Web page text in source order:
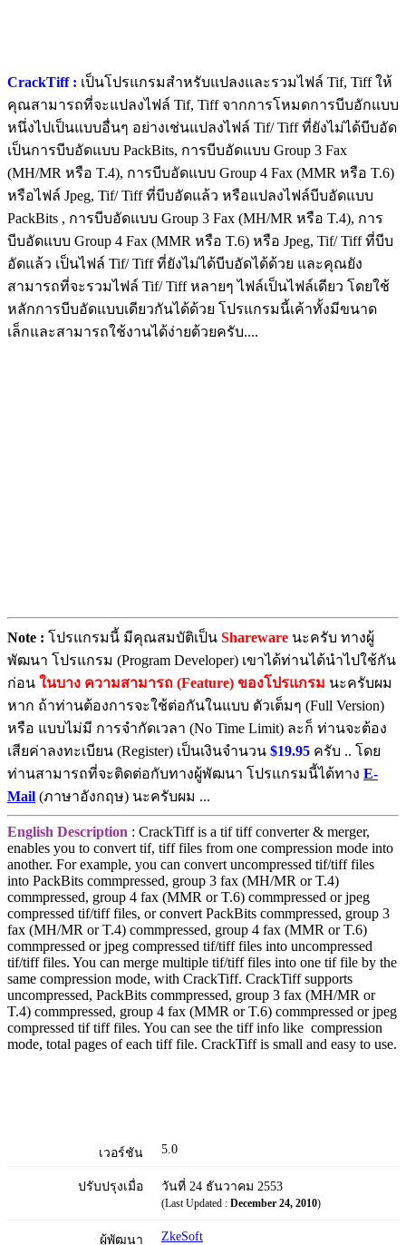
CrackTiff : เป็นโปรแกรมสำหรับแปลงและรวมไฟล์ Tif, Tiff ให้
คุณสามารถที่จะแปลงไฟล์ Tif, Tiff จากการโหมดการบีบอักแบบ
หนึ่งไปเป็นแบบอื่นๆ อย่างเช่นแปลงไฟล์ Tif/ Tiff ที่ยังไม่ได้บีบอัด
เป็นการบีบอัดแบบ PackBits, การบีบอัดแบบ Group 3 Fax
(MH/MR หรือ T.4), การบีบอัดแบบ Group 4 Fax (MMR หรือ T.6)
หรือไฟล์ Jpeg, Tif/ Tiff ที่บีบอัดแล้ว หรือแปลงไฟล์บีบอัดแบบ
PackBits , การบีบอัดแบบ Group 3 Fax (MH/MR หรือ T.4), การ
บีบอัดแบบ Group 4 Fax (MMR หรือ T.6) หรือ Jpeg, Tif/ Tiff ที่บีบ
อัดแล้ว เป็นไฟล์ Tif/ Tiff ที่ยังไม่ได้บีบอัดได้ด้วย และคุณยัง
สามารถที่จะรวมไฟล์ Tif/ Tiff หลายๆ ไฟล์เป็นไฟล์เดียว โดยใช้
หลักการบีบอัดแบบเดียวกันได้ด้วย โปรแกรมนี้เค้าทั้งมีขนาด
เล็กและสามารถใช้งานได้ง่ายด้วยครับ....
Note : โปรแกรมนี้ มีคุณสมบัติเป็น Shareware นะครับ ทางผู้
พัฒนา โปรแกรม (Program Developer) เขาได้ท่านได้นำไปใช้กัน
ก่อน ในบาง ความสามารถ (Feature) ของโปรแกรม นะครับผม
หาก ถ้าท่านต้องการจะใช้ต่อกันในแบบ ตัวเต็มๆ (Full Version)
หรือ แบบไม่มี การจำกัดเวลา (No Time Limit) ละก็ ท่านจะต้อง
เสียค่าลงทะเบียน (Register) เป็นเงินจำนวน $19.95 ครับ .. โดย
ท่านสามารถที่จะติดต่อกับทางผู้พัฒนา โปรแกรมนี้ได้ทาง E-
Mail (ภาษาอังกฤษ) นะครับผม ...
English Description : CrackTiff is a tif tiff converter & merger,
enables you to convert tif, tiff files from one compression mode into
another. For example, you can convert uncompressed tif/tiff files
into PackBits commpressed, group 3 fax (MH/MR or T.4)
commpressed, group 4 fax (MMR or T.6) commpressed or jpeg
compressed tif/tiff files, or convert PackBits commpressed, group 3
fax (MH/MR or T.4) commpressed, group 4 fax (MMR or T.6)
commpressed or jpeg compressed tif/tiff files into uncompressed
tif/tiff files. You can merge multiple tif/tiff files into one tif file by the
same compression mode, with CrackTiff. CrackTiff supports
uncompressed, PackBits commpressed, group 3 fax (MH/MR or
T.4) commpressed, group 4 fax (MMR or T.6) commpressed or jpeg
compressed tif tiff files. You can see the tiff info like compression
mode, total pages of each tiff file. CrackTiff is small and easy to use.
เวอร์ชัน 5.0
ปรับปรุงเมื่อ วันที่ 24 ธันวาคม 2553
(Last Updated : December 24, 2010)
ผู้พัฒนา ZkeSoft